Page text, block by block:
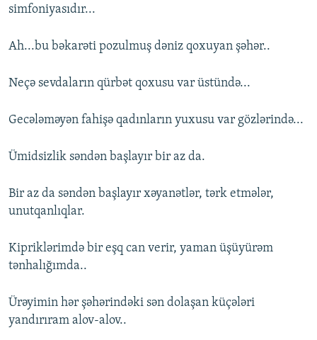
simfoniyasıdır...
Ah...bu bəkarəti pozulmuş dəniz qoxuyan şəhər..
Neçə sevdaların qürbət qoxusu var üstündə...
Gecələməyən fahişə qadınların yuxusu var gözlərində...
Ümidsizlik səndən başlayır bir az da.
Bir az da səndən başlayır xəyanətlər, tərk etmələr,
unutqanlıqlar.
Kipriklərimdə bir eşq can verir, yaman üşüyürəm
tənhalığımda..
Ürəyimin hər şəhərindəki sən dolaşan küçələri
yandırıram alov-alov..